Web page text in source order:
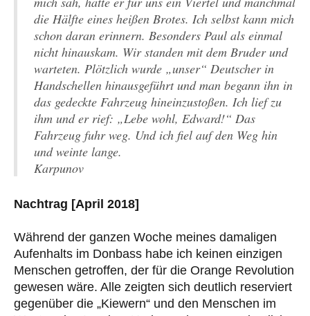
die Hälfte eines heißen Brotes. Ich selbst kann mich
schon daran erinnern. Besonders Paul als einmal
nicht hinauskam. Wir standen mit dem Bruder und
warteten. Plötzlich wurde „unser“ Deutscher in
Handschellen hinausgeführt und man begann ihn in
das gedeckte Fahrzeug hineinzustoßen. Ich lief zu
ihm und er rief: „Lebe wohl, Edward!“ Das
Fahrzeug fuhr weg. Und ich fiel auf den Weg hin
und weinte lange.
Karpunov
Nachtrag [April 2018]
Während der ganzen Woche meines damaligen
Aufenhalts im Donbass habe ich keinen einzigen
Menschen getroffen, der für die Orange Revolution
gewesen wäre. Alle zeigten sich deutlich reserviert
gegenüber die „Kiewern“ und den Menschen im